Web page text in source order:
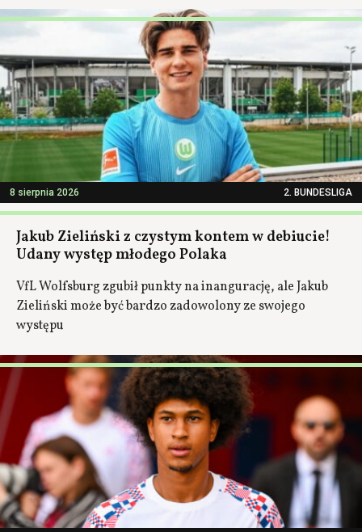
8 sierpnia 2026 2. BUNDESLIGA
Jakub Zieliński z czystym kontem w debiucie!
Udany występ młodego Polaka
VfL Wolfsburg zgubił punkty na inangurację, ale Jakub
Zieliński może być bardzo zadowolony ze swojego
występu